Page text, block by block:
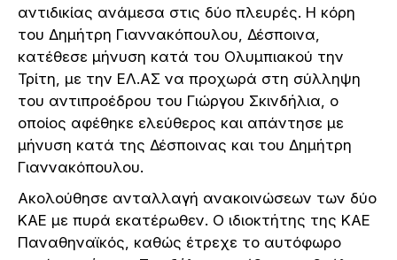
αντιδικίας ανάμεσα στις δύο πλευρές. Η κόρη
του Δημήτρη Γιαννακόπουλου, Δέσποινα,
κατέθεσε μήνυση κατά του Ολυμπιακού την
Τρίτη, με την ΕΛ.ΑΣ να προχωρά στη σύλληψη
του αντιπροέδρου του Γιώργου Σκινδήλια, ο
οποίος αφέθηκε ελεύθερος και απάντησε με
μήνυση κατά της Δέσποινας και του Δημήτρη
Γιαννακόπουλου.
Ακολούθησε ανταλλαγή ανακοινώσεων των δύο
ΚΑΕ με πυρά εκατέρωθεν. Ο ιδιοκτήτης της ΚΑΕ
Παναθηναϊκός, καθώς έτρεχε το αυτόφωρο